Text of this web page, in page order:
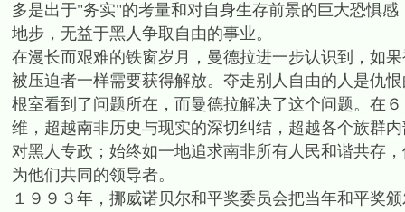
多是出于"务实"的考量和对自身生存前景的巨大恐惧
地步，无益于黑人争取自由的事业。
在漫长而艰难的铁窗岁月，曼德拉进一步认识到，如
被压迫者一样需要获得解放。夺走别人自由的人是仇
根室看到了问题所在，而曼德拉解决了这个问题。在
维，超越南非历史与现实的深切纠结，超越各个族群
对黑人专政；始终如一地追求南非所有人民和谐共存
为他们共同的领导者。
１９９３年，挪威诺贝尔和平奖委员会把当年和平奖